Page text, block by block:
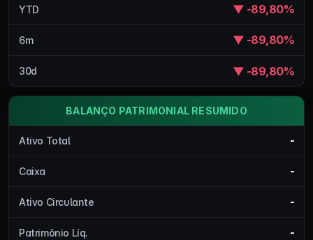
YTD ▼ -89,80%
6m ▼ -89,80%
30d ▼ -89,80%
BALANÇO PATRIMONIAL RESUMIDO
Ativo Total -
Caixa -
Ativo Circulante -
Patrimônio Líq. -